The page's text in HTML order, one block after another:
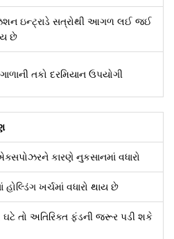
ઇન્ટ્રાડે સત્રોથી આગળ લઈ જઈ
છે
તકો દરમિયાન ઉપયોગી
કારણે નુકસાનમાં વધારો
ખર્ચમાં વધારો થાય છે
ઘટે તો અતિરિક્ત ફંડની જરૂર પડી શકે